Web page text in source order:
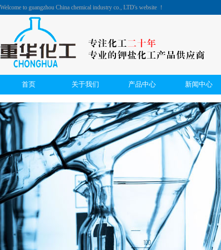
Welcome to guangzhou China chemical industry co., LTD's website ！
首页 关于我们 产品中心 新闻中心